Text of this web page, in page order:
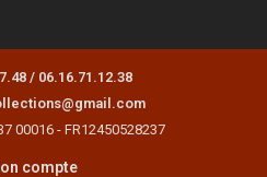
/ 06.16.71.12.38
00016 - FR12450528237
compte